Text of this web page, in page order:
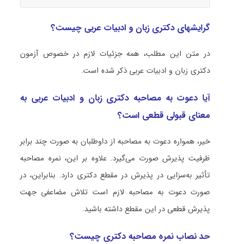
گرایشهای دکتری زبان و ادبیات عربی چیست؟
در متن این مطلب، همه جزئیات لازم در خصوص آزمون
دکتری زبان و ادبیات عربی ذکر شده است.
آیا دعوت به مصاحبه دکتری زبان و ادبیات عربی به
معنای قبولی قطعی است؟
خیر، همواره دعوت به مصاحبه از داوطلبان به صورت چند برابر
ظرفیت پذیرش صورت می‌گیرد. علاوه بر این، نمره مصاحبه
تأثیر به‌سزایی در پذیرش در مقطع دکتری دارد. بنابراین، در
صورت دعوت به مصاحبه لازم است تلاش مضاعفی جهت
پذیرش قطعی در این مقطع داشته باشید.
حد نصاب نمره مصاحبه دکتری چیست؟